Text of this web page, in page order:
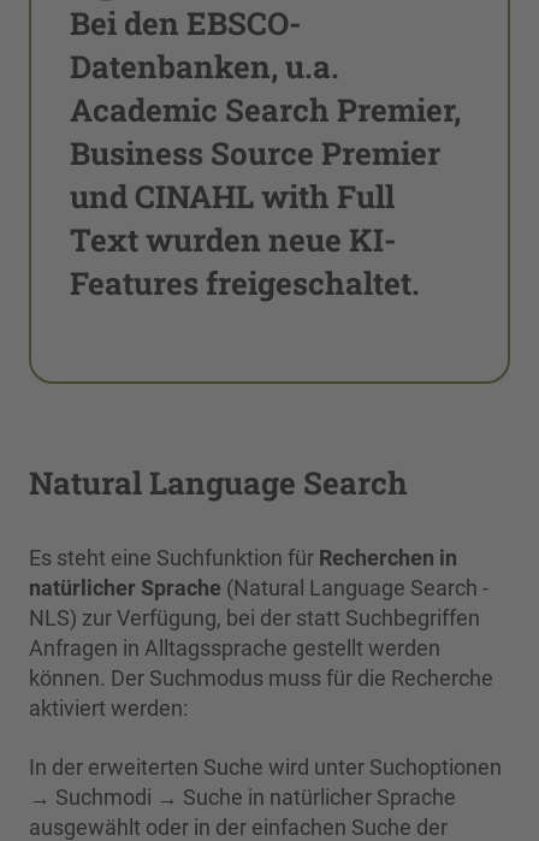
Bei den EBSCO-
Datenbanken, u.a.
Academic Search Premier,
Business Source Premier
und CINAHL with Full
Text wurden neue KI-
Features freigeschaltet.
Natural Language Search
Es steht eine Suchfunktion für Recherchen in
natürlicher Sprache (Natural Language Search -
NLS) zur Verfügung, bei der statt Suchbegriffen
Anfragen in Alltagssprache gestellt werden
können. Der Suchmodus muss für die Recherche
aktiviert werden:
In der erweiterten Suche wird unter Suchoptionen
→ Suchmodi → Suche in natürlicher Sprache
ausgewählt oder in der einfachen Suche der